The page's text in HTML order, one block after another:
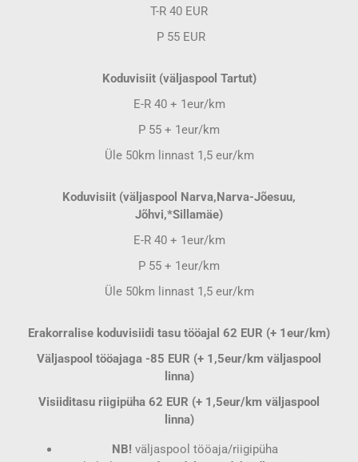
T-R 40 EUR
P 55 EUR
Koduvisiit (väljaspool Tartut)
E-R 40 + 1eur/km
P 55 + 1eur/km
Üle 50km linnast 1,5 eur/km
Koduvisiit (väljaspool Narva,Narva-Jõesuu,
Jõhvi,*Sillamäe)
E-R 40 + 1eur/km
P 55 + 1eur/km
Üle 50km linnast 1,5 eur/km
Erakorralise koduvisiidi tasu tööajal 62 EUR (+ 1eur/km)
Väljaspool tööajaga -85 EUR (+ 1,5eur/km väljaspool
linna)
Visiiditasu riigipüha 62 EUR (+ 1,5eur/km väljaspool
linna)
NB! väljaspool tööaja/riigipüha